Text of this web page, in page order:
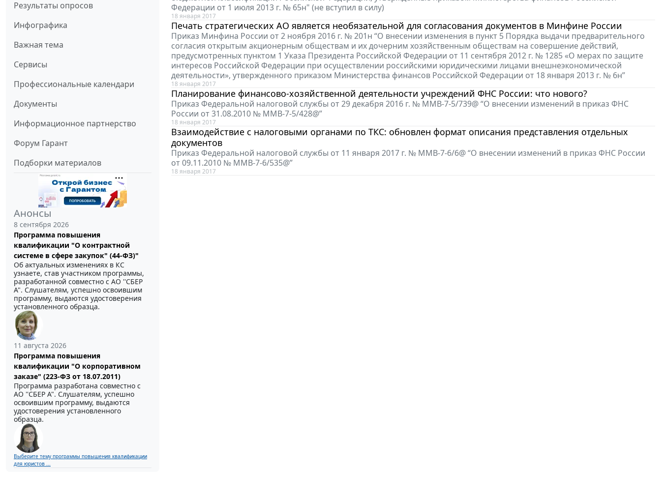
Результаты опросов
Инфографика
Важная тема
Сервисы
Профессиональные календари
Документы
Информационное партнерство
Форум Гарант
Подборки материалов
Анонсы
8 сентября 2026
Программа повышения
квалификации "О контрактной
системе в сфере закупок" (44-ФЗ)"
Об актуальных изменениях в КС
узнаете, став участником программы,
разработанной совместно с АО ''СБЕР
А". Слушателям, успешно освоившим
программу, выдаются удостоверения
установленного образца.
11 августа 2026
Программа повышения
квалификации "О корпоративном
заказе" (223-ФЗ от 18.07.2011)
Программа разработана совместно с
АО ''СБЕР А". Слушателям, успешно
освоившим программу, выдаются
удостоверения установленного
образца.
Выберите тему программы повышения квалификации
для юристов ...
Федерации от 1 июля 2013 г. № 65н" (не вступил в силу)
18 января 2017
Печать стратегических АО является необязательной для согласования документов в Минфине России
Приказ Минфина России от 2 ноября 2016 г. № 201н “О внесении изменения в пункт 5 Порядка выдачи предварительного
согласия открытым акционерным обществам и их дочерним хозяйственным обществам на совершение действий,
предусмотренных пунктом 1 Указа Президента Российской Федерации от 11 сентября 2012 г. № 1285 «О мерах по защите
интересов Российской Федерации при осуществлении российскими юридическими лицами внешнеэкономической
деятельности», утвержденного приказом Министерства финансов Российской Федерации от 18 января 2013 г. № 6н”
18 января 2017
Планирование финансово-хозяйственной деятельности учреждений ФНС России: что нового?
Приказ Федеральной налоговой службы от 29 декабря 2016 г. № ММВ-7-5/739@ “О внесении изменений в приказ ФНС
России от 31.08.2010 № ММВ-7-5/428@”
18 января 2017
Взаимодействие с налоговыми органами по ТКС: обновлен формат описания представления отдельных
документов
Приказ Федеральной налоговой службы от 11 января 2017 г. № ММВ-7-6/6@ “О внесении изменений в приказ ФНС России
от 09.11.2010 № ММВ-7-6/535@”
18 января 2017